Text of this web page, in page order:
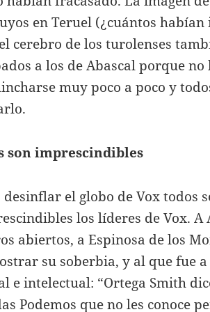
en Teruel (¿cuántos
cerebro de los turolenses
a los de Abascal porque
muy poco a poco y
son imprescindibles
desinflar el globo de Vox todos
los líderes de Vox. A
abiertos, a Espinosa de los
su soberbia, y al que fue
e intelectual: “Ortega Smith
Podemos que no les conoce